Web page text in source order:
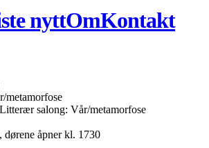
nyttOmKontakt
Litterær salong: Vår/metamorfose
dørene åpner kl. 1730